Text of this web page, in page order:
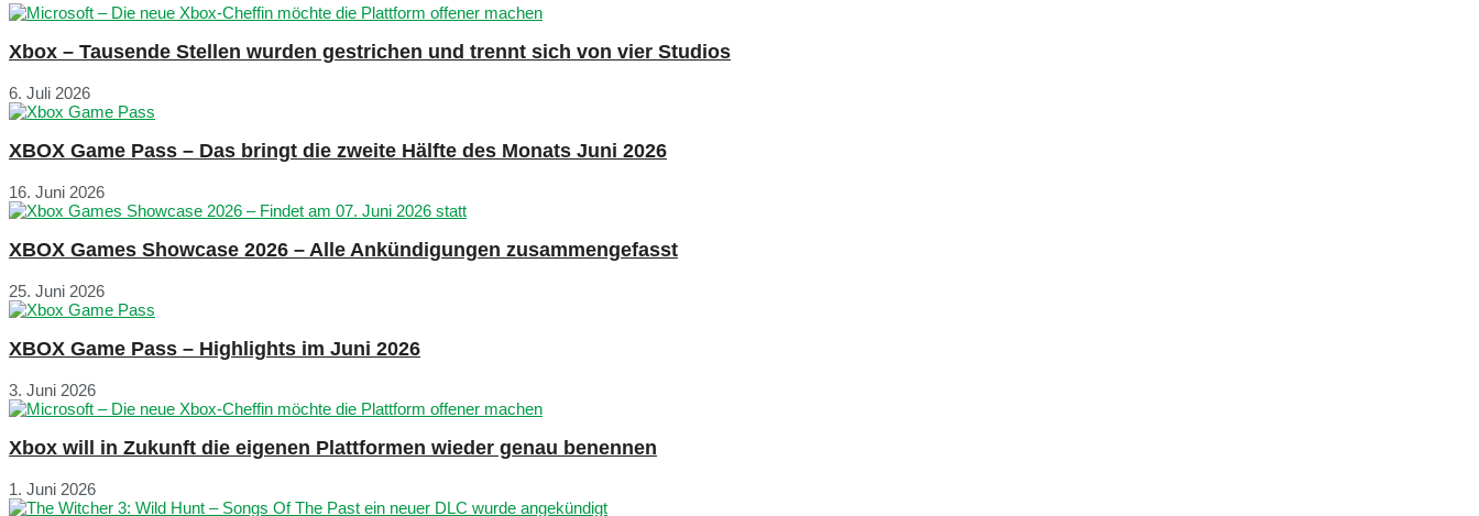
Xbox – Tausende Stellen wurden gestrichen und trennt sich von vier Studios
6. Juli 2026
XBOX Game Pass – Das bringt die zweite Hälfte des Monats Juni 2026
16. Juni 2026
XBOX Games Showcase 2026 – Alle Ankündigungen zusammengefasst
25. Juni 2026
XBOX Game Pass – Highlights im Juni 2026
3. Juni 2026
Xbox will in Zukunft die eigenen Plattformen wieder genau benennen
1. Juni 2026